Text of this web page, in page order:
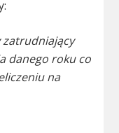
zatrudniający
danego roku co
na